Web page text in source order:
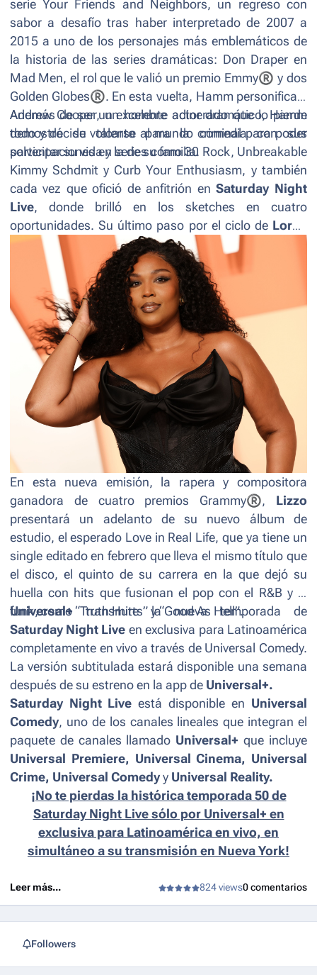
serie Your Friends and Neighbors, un regreso con
sabor a desafío tras haber interpretado de 2007 a
2015 a uno de los personajes más emblemáticos de
la historia de las series dramáticas: Don Draper en
Mad Men, el rol que le valió un premio Emmy® y dos
Golden Globes®. En esta vuelta, Hamm personifica a
Andrew Cooper, un hombre adinerado que lo pierde
todo y decide volcarse al mundo criminal para poder
solventar su vida y la de su familia.
Además de ser un excelente actor dramático, Hamm
demostró su talento para la comedia con sus
participaciones en series como30 Rock, Unbreakable
Kimmy Schdmit y Curb Your Enthusiasm, y también
cada vez que ofició de anfitrión en Saturday Night
Live, donde brilló en los sketches en cuatro
oportunidades. Su último paso por el ciclo de Lorne
Michaels
fue en octubre de 2010, por lo que ya
estaba expectante por regresar para despuntar su
versatilidad una vez más.
En esta nueva emisión, la rapera y compositora
ganadora de cuatro premios Grammy®, Lizzo
presentará un adelanto de su nuevo álbum de
estudio, el esperado Love in Real Life, que ya tiene un
single editado en febrero que lleva el mismo título que
el disco, el quinto de su carrera en la que dejó su
huella con hits que fusionan el pop con el R&B y el
funk, como “Truth Hurts” y “Good As Hell”.
Universal+ transmite la nueva temporada de
Saturday Night Live en exclusiva para Latinoamérica
completamente en vivo a través de Universal Comedy.
La versión subtitulada estará disponible una semana
después de su estreno en la app de Universal+.
Saturday Night Live está disponible en Universal
Comedy, uno de los canales lineales que integran el
paquete de canales llamado Universal+ que incluye
Universal Premiere, Universal Cinema, Universal
Crime, Universal Comedy y Universal Reality.
¡No te pierdas la histórica temporada 50 de
Saturday Night Live sólo por Universal+ en
exclusiva para Latinoamérica en vivo, en
simultáneo a su transmisión en Nueva York!
Leer más... 824 views0 comentarios
Followers